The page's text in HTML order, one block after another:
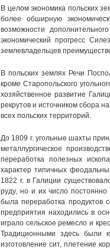
В целом экономика польских
более обширную
возможности
экономический прогресс
землевладельцев
В польских землях Речи
кроме Старопольского
хозяйственное развитие
рекрутов и источником сбора
всех польских территорий.
До 1809 г. угольные шахты
металлургическое
переработка полезных
характер типичных
1822 г. в Галиции
руду, но и их число
была переработка продуктов
предприятия находились в
играло сельское ремесло и
Традиционными здесь были
изготовление сит, плетение